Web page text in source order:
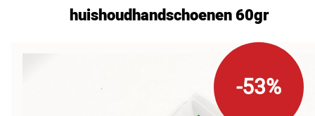
huishoudhandschoenen 60gr
-53%